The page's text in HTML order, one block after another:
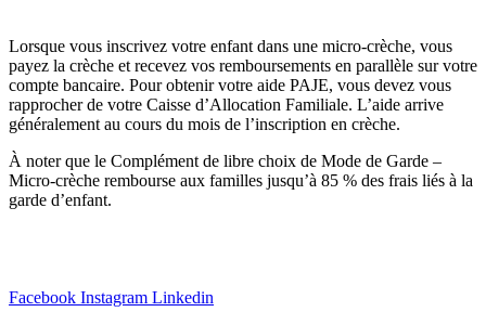
Lorsque vous inscrivez votre enfant dans une micro-crèche, vous
payez la crèche et recevez vos remboursements en parallèle sur votre
compte bancaire. Pour obtenir votre aide PAJE, vous devez vous
rapprocher de votre Caisse d’Allocation Familiale. L’aide arrive
généralement au cours du mois de l’inscription en crèche.
À noter que le Complément de libre choix de Mode de Garde –
Micro-crèche rembourse aux familles jusqu’à 85 % des frais liés à la
garde d’enfant.
Facebook Instagram Linkedin